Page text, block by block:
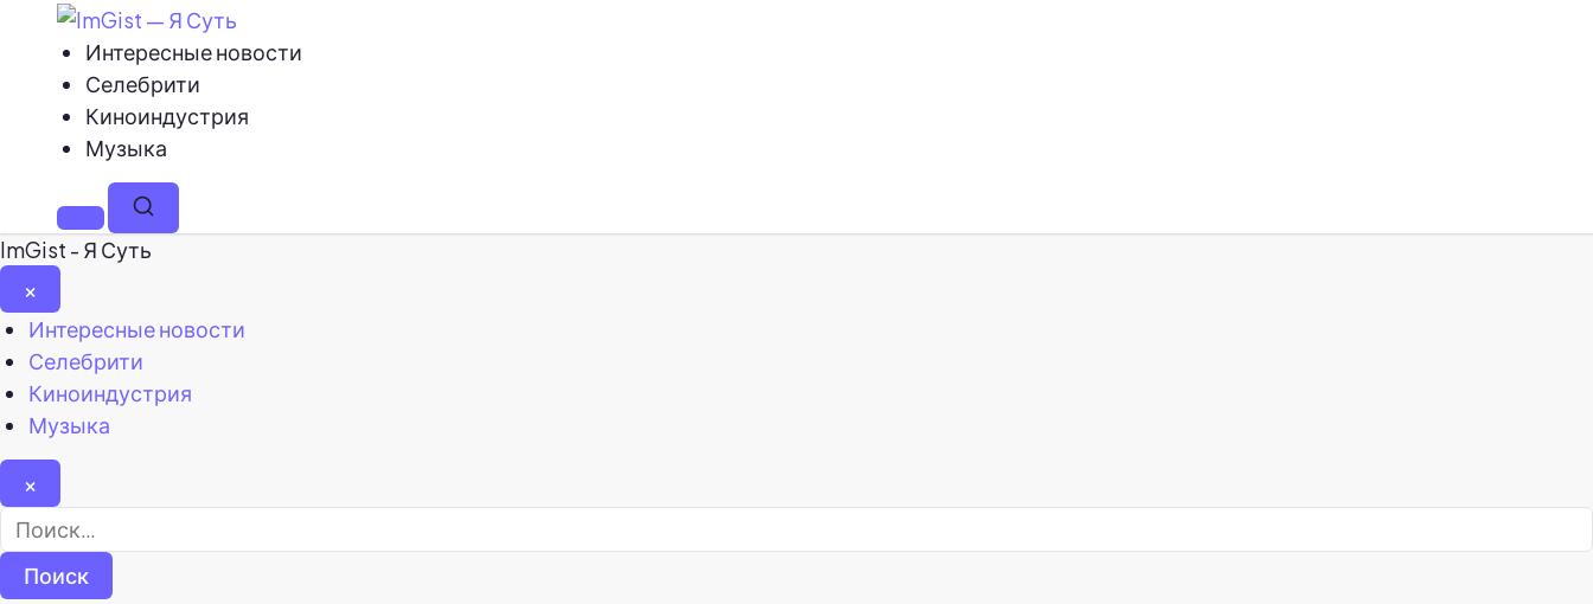
Интересные новости
Селебрити
Киноиндустрия
Музыка
МенюПоиск
ImGist - Я Суть
×
Закрыть
меню
Интересные новости
Селебрити
Киноиндустрия
Музыка
×
Найти: